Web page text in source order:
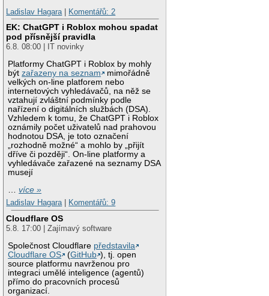
Ladislav Hagara
Komentářů: 2
EK: ChatGPT i Roblox mohou spadat
pod přísnější pravidla
6.8. 08:00 | IT novinky
Platformy ChatGPT i Roblox by mohly
býtzařazeny na seznam
mimořádně
velkých on-line platforem nebo
internetových vyhledávačů, na něž se
vztahují zvláštní podmínky podle
nařízení o digitálních službách (DSA).
Vzhledem k tomu, že ChatGPT i Roblox
oznámily počet uživatelů nad prahovou
hodnotou DSA, je toto označení
„rozhodně možné“ a mohlo by „přijít
dříve či později“. On-line platformy a
vyhledávače zařazené na seznamy DSA
musejí
…více »
Ladislav Hagara| Komentářů: 9
Cloudflare OS
5.8. 17:00 | Zajímavý software
Společnost Cloudflare představila
Cloudflare OS
(GitHub ), tj. open
source platformu navrženou pro
integraci umělé inteligence (agentů)
přímo do pracovních procesů
organizací.